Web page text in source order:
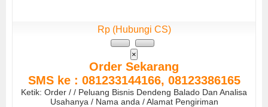
Rp (Hubungi CS)
×
Order Sekarang
SMS ke : 081233144166, 08123386165
Ketik: Order / / Peluang Bisnis Dendeng Balado Dan Analisa
Usahanya / Nama anda / Alamat Pengiriman